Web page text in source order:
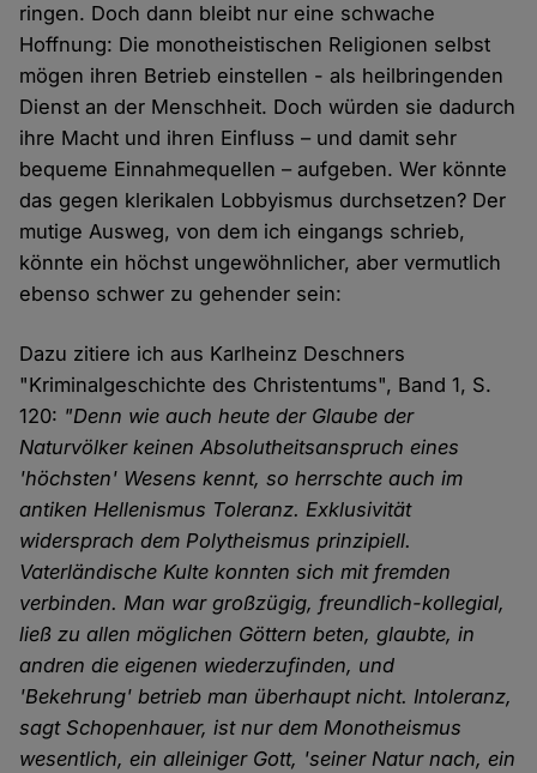
ringen. Doch dann bleibt nur eine schwache
Hoffnung: Die monotheistischen Religionen selbst
mögen ihren Betrieb einstellen - als heilbringenden
Dienst an der Menschheit. Doch würden sie dadurch
ihre Macht und ihren Einfluss – und damit sehr
bequeme Einnahmequellen – aufgeben. Wer könnte
das gegen klerikalen Lobbyismus durchsetzen? Der
mutige Ausweg, von dem ich eingangs schrieb,
könnte ein höchst ungewöhnlicher, aber vermutlich
ebenso schwer zu gehender sein:
Dazu zitiere ich aus Karlheinz Deschners
"Kriminalgeschichte des Christentums", Band 1, S.
120: "Denn wie auch heute der Glaube der
Naturvölker keinen Absolutheitsanspruch eines
'höchsten' Wesens kennt, so herrschte auch im
antiken Hellenismus Toleranz. Exklusivität
widersprach dem Polytheismus prinzipiell.
Vaterländische Kulte konnten sich mit fremden
verbinden. Man war großzügig, freundlich-kollegial,
ließ zu allen möglichen Göttern beten, glaubte, in
andren die eigenen wiederzufinden, und
'Bekehrung' betrieb man überhaupt nicht. Intoleranz,
sagt Schopenhauer, ist nur dem Monotheismus
wesentlich, ein alleiniger Gott, 'seiner Natur nach, ein